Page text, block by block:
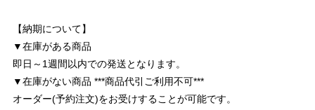
【納期について】
▼在庫がある商品
即日～1週間以内での発送となります。
▼在庫がない商品 ***商品代引ご利用不可***
オーダー(予約注文)をお受けすることが可能です。